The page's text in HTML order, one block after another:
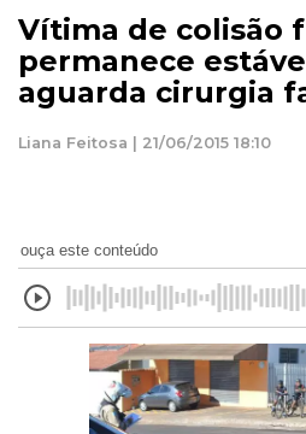
Vítima de colisão
permanece
aguarda cirurgia
Liana Feitosa | 21/06/2015 18:10
ouça este conteúdo